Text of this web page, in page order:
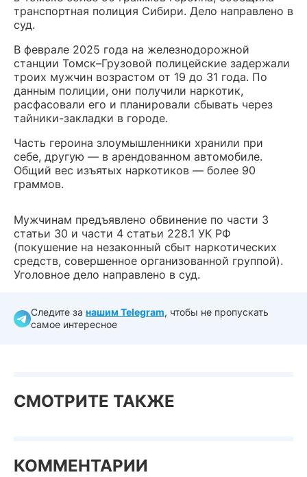
транспортная полиция Сибири. Дело направлено в
суд.
В феврале 2025 года на железнодорожной
станции Томск–Грузовой полицейские задержали
троих мужчин возрастом от 19 до 31 года. По
данным полиции, они получили наркотик,
расфасовали его и планировали сбывать через
тайники-закладки в городе.
Часть героина злоумышленники хранили при
себе, другую — в арендованном автомобиле.
Общий вес изъятых наркотиков — более 90
граммов.
Мужчинам предъявлено обвинение по части 3
статьи 30 и части 4 статьи 228.1 УК РФ
(покушение на незаконный сбыт наркотических
средств, совершенное организованной группой).
Уголовное дело направлено в суд.
Следите за нашим Telegram, чтобы не пропускать
самое интересное
СМОТРИТЕ ТАКЖЕ
КОММЕНТАРИИ